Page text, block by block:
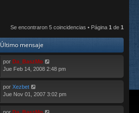
Se encontraron 5 coincidencias • Página 1 de 1
Último mensaje
por Da_BaszMo
Jue Feb 14, 2008 2:48 pm
por Xezbet
Jue Nov 01, 2007 3:02 pm